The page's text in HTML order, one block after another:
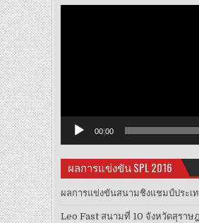
00:00
ผลการแข่งขัน SPL 2016
ผลการแข่งขันสนามชิงแชมป์ประเ
Leo Fast สนามที่ 10 จังหวัดสุราษ